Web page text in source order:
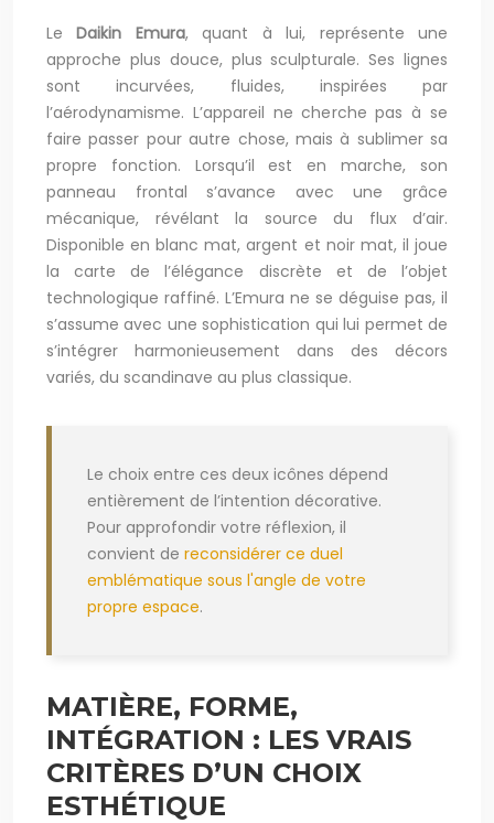
LeDaikin Emura, quant à lui, représente une
approche plus douce, plus sculpturale. Ses lignes
sont incurvées, fluides, inspirées par
l’aérodynamisme. L’appareil ne cherche pas à se
faire passer pour autre chose, mais à sublimer sa
propre fonction. Lorsqu’il est en marche, son
panneau frontal s’avance avec une grâce
mécanique, révélant la source du flux d’air.
Disponible en blanc mat, argent et noir mat, il joue
la carte de l’élégance discrète et de l’objet
technologique raffiné. L’Emura ne se déguise pas, il
s’assume avec une sophistication qui lui permet de
s’intégrer harmonieusement dans des décors
variés, du scandinave au plus classique.
Le choix entre ces deux icônes dépend
entièrement de l’intention décorative.
Pour approfondir votre réflexion, il
convient de reconsidérer ce duel
emblématique sous l'angle de votre
propre espace.
MATIÈRE, FORME,
INTÉGRATION : LES VRAIS
CRITÈRES D’UN CHOIX
ESTHÉTIQUE